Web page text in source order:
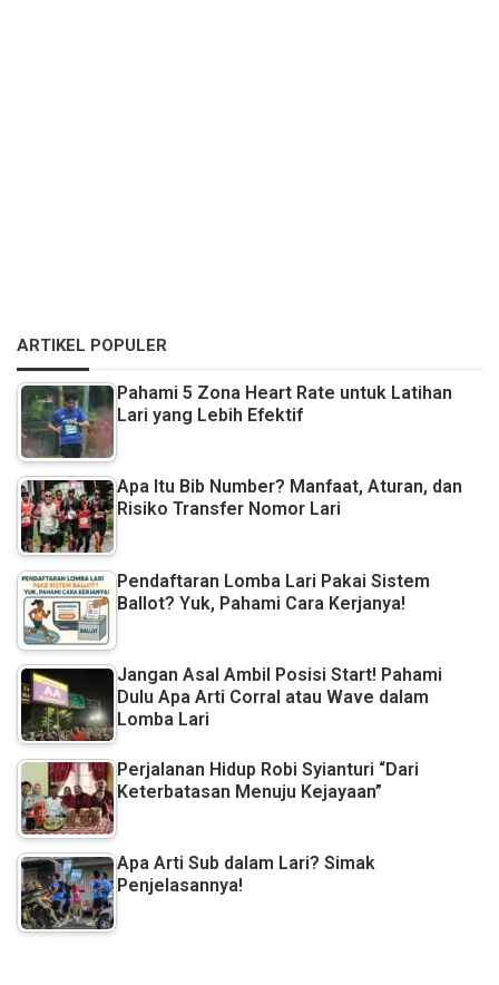
ARTIKEL POPULER
Pahami 5 Zona Heart Rate untuk Latihan
Lari yang Lebih Efektif
Apa Itu Bib Number? Manfaat, Aturan, dan
Risiko Transfer Nomor Lari
Pendaftaran Lomba Lari Pakai Sistem
Ballot? Yuk, Pahami Cara Kerjanya!
Jangan Asal Ambil Posisi Start! Pahami
Dulu Apa Arti Corral atau Wave dalam
Lomba Lari
Perjalanan Hidup Robi Syianturi “Dari
Keterbatasan Menuju Kejayaan”
Apa Arti Sub dalam Lari? Simak
Penjelasannya!